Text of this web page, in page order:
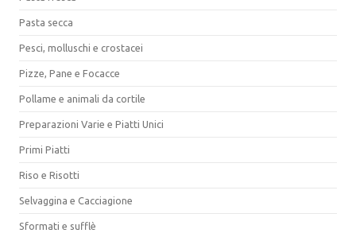
Pasta secca
Pesci, molluschi e crostacei
Pizze, Pane e Focacce
Pollame e animali da cortile
Preparazioni Varie e Piatti Unici
Primi Piatti
Riso e Risotti
Selvaggina e Cacciagione
Sformati e sufflè